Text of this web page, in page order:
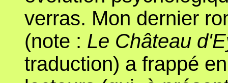
verras. Mon dernier
(note : Le Château
traduction) a frappé